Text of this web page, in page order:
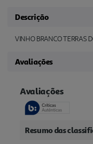
Descrição
VINHO BRANCO TERRAS
Avaliações